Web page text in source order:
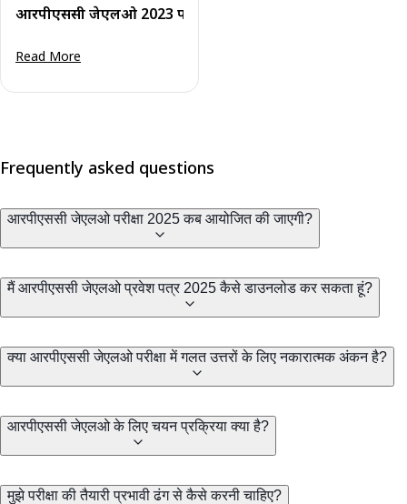
आरपीएससी जेएलओ 2023 परिणाम घोषित: कट-ऑफ अंक देखें
Read More
Frequently asked questions
आरपीएससी जेएलओ परीक्षा 2025 कब आयोजित की जाएगी?
मैं आरपीएससी जेएलओ प्रवेश पत्र 2025 कैसे डाउनलोड कर सकता हूं?
क्या आरपीएससी जेएलओ परीक्षा में गलत उत्तरों के लिए नकारात्मक अंकन है?
आरपीएससी जेएलओ के लिए चयन प्रक्रिया क्या है?
मुझे परीक्षा की तैयारी प्रभावी ढंग से कैसे करनी चाहिए?